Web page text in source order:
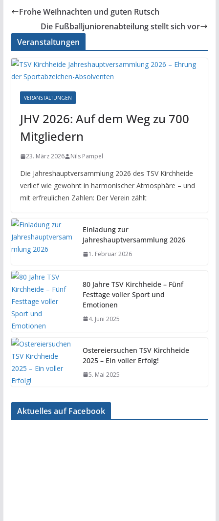
Frohe Weihnachten und guten Rutsch
Die Fußballjuniorenabteilung stellt sich vor
Veranstaltungen
VERANSTALTUNGEN
JHV 2026: Auf dem Weg zu 700
Mitgliedern
23. März 2026 Nils Pampel
Die Jahreshauptversammlung 2026 des TSV Kirchheide
verlief wie gewohnt in harmonischer Atmosphäre – und
mit erfreulichen Zahlen: Der Verein zählt
Einladung zur
Jahreshauptversammlung 2026
1. Februar 2026
80 Jahre TSV Kirchheide – Fünf
Festtage voller Sport und
Emotionen
4. Juni 2025
Ostereiersuchen TSV Kirchheide
2025 – Ein voller Erfolg!
5. Mai 2025
Aktuelles auf Facebook